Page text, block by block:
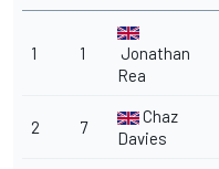
1 1
Jonathan
Rea
2 7
Chaz
Davies